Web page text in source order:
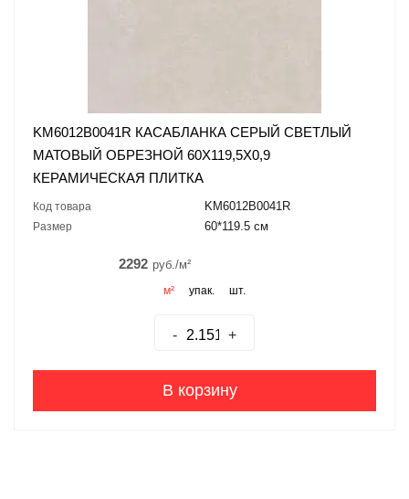
KM6012B0041R КАСАБЛАНКА СЕРЫЙ СВЕТЛЫЙ
МАТОВЫЙ ОБРЕЗНОЙ 60X119,5X0,9
КЕРАМИЧЕСКАЯ ПЛИТКА
Код товара KM6012B0041R
Размер 60*119.5 см
2292 руб./м²
м² упак. шт.
- +
В корзину